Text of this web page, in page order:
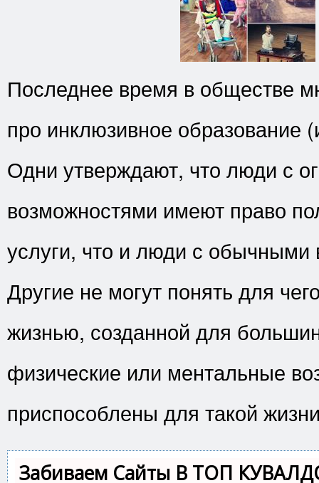
Последнее время в обществе
про инклюзивное образование
Одни утверждают, что люди с
возможностями имеют право
услуги, что и люди с обычными
Другие не могут понять для
жизнью, созданной для
физические или ментальные
приспособлены для такой
Забиваем Сайты В ТОП